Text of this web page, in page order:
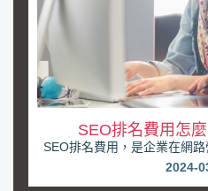
SEO排名費用怎
SEO排名費用，是企業在網
而，對於大多數業主來說，
2024-